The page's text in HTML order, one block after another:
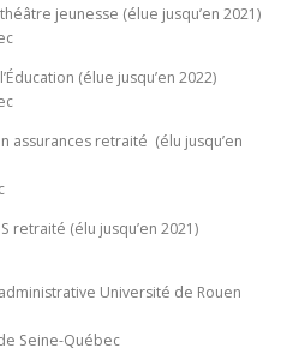
jeunesse (élue jusqu’en 2021)
(élue jusqu’en 2022)
assurances retraité (élu jusqu’en
retraité (élu jusqu’en 2021)
Université de Rouen
Seine-Québec